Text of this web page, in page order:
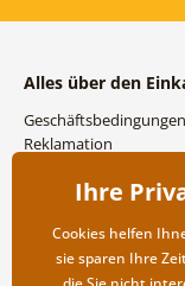
Alles über den
Reklamation
Versand- und
Rücksendung der
Ihre
Cookies helfen
sie sparen Ihre